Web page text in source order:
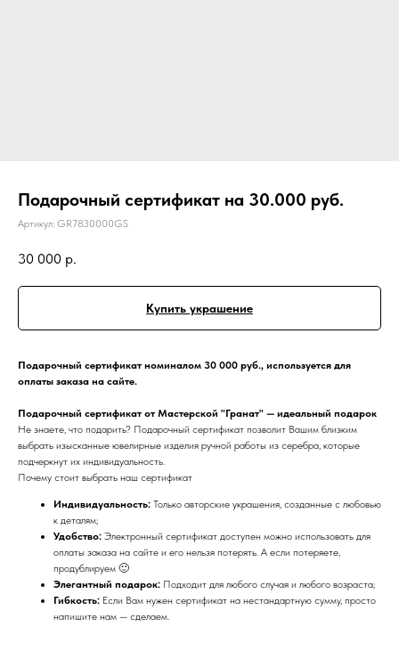
Подарочный сертификат на 30.000 руб.
Артикул: GR7830000GS
30 000 р.
Купить украшение
Подарочный сертификат номиналом 30 000 руб., используется для
оплаты заказа на сайте.
Подарочный сертификат от Мастерской "Гранат" — идеальный подарок
Не знаете, что подарить? Подарочный сертификат позволит Вашим близким
выбрать изысканные ювелирные изделия ручной работы из серебра, которые
подчеркнут их индивидуальность.
Почему стоит выбрать наш сертификат
Индивидуальность: Только авторские украшения, созданные с любовью
к деталям;
Удобство: Электронный сертификат доступен можно использовать для
оплаты заказа на сайте и его нельзя потерять. А если потеряете,
продублируем 🙂
Элегантный подарок: Подходит для любого случая и любого возраста;
Гибкость: Если Вам нужен сертификат на нестандартную сумму, просто
напишите нам — сделаем.